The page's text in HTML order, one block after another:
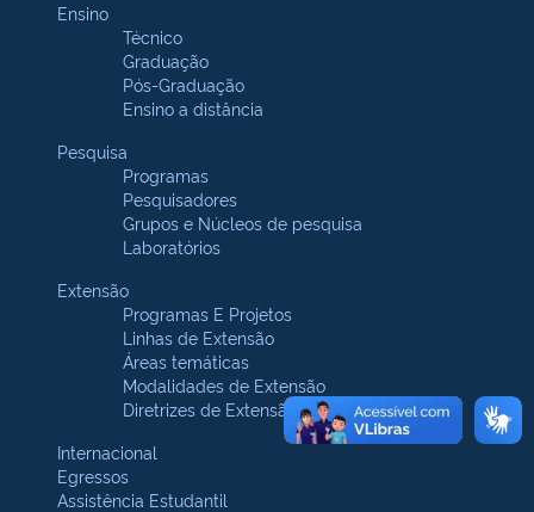
Ensino
Técnico
Graduação
Pós-Graduação
Ensino a distância
Pesquisa
Programas
Pesquisadores
Grupos e Núcleos de pesquisa
Laboratórios
Extensão
Programas E Projetos
Linhas de Extensão
Áreas temáticas
Modalidades de Extensão
Diretrizes de Extensão
Internacional
Egressos
Assistência Estudantil